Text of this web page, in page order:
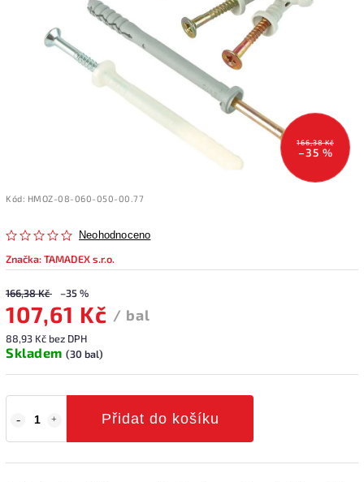
166,38 Kč
–35 %
Kód: HMOZ-08-060-050-00.77
Neohodnoceno
Značka:TAMADEX s.r.o.
166,38 Kč –35 %
107,61 Kč / bal
88,93 Kč bez DPH
Skladem (30 bal)
Přidat do košíku